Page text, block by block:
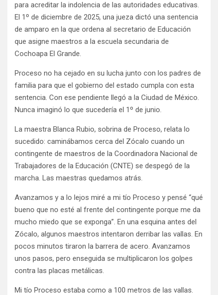
para acreditar la indolencia de las autoridades educativas.
El 1º de diciembre de 2025, una jueza dictó una sentencia
de amparo en la que ordena al secretario de Educación
que asigne maestros a la escuela secundaria de
Cochoapa El Grande.
Proceso no ha cejado en su lucha junto con los padres de
familia para que el gobierno del estado cumpla con esta
sentencia. Con ese pendiente llegó a la Ciudad de México.
Nunca imaginó lo que sucedería el 1º de junio.
La maestra Blanca Rubio, sobrina de Proceso, relata lo
sucedido: caminábamos cerca del Zócalo cuando un
contingente de maestros de la Coordinadora Nacional de
Trabajadores de la Educación (CNTE) se despegó de la
marcha. Las maestras quedamos atrás.
Avanzamos y a lo lejos miré a mi tío Proceso y pensé “qué
bueno que no esté al frente del contingente porque me da
mucho miedo que se exponga”. En una esquina antes del
Zócalo, algunos maestros intentaron derribar las vallas. En
pocos minutos tiraron la barrera de acero. Avanzamos
unos pasos, pero enseguida se multiplicaron los golpes
contra las placas metálicas.
Mi tío Proceso estaba como a 100 metros de las vallas.